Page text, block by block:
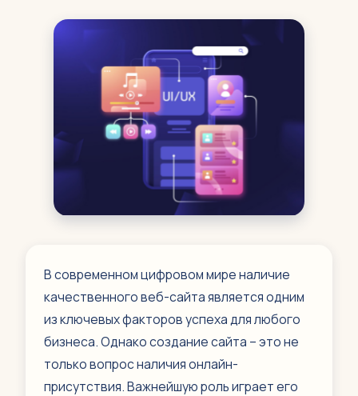
В современном цифровом мире наличие
качественного веб-сайта является одним
из ключевых факторов успеха для любого
бизнеса. Однако создание сайта – это не
только вопрос наличия онлайн-
присутствия. Важнейшую роль играет его